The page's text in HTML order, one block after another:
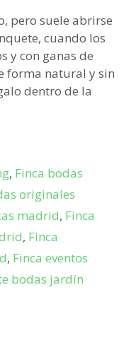
pero suele abrirse
cuando los
y con ganas de
forma natural y sin
dentro de la
, Finca bodas
originales
madrid, Finca
, Finca
, Finca eventos
bodas jardín